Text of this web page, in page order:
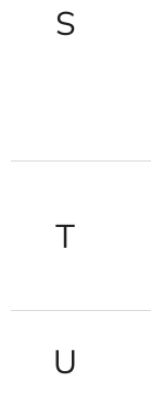
S
T
U